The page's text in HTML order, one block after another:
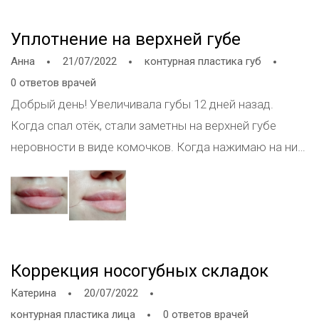
после процедуры фото виска и 4 день после
процедуры фото глаза.
Уплотнение на верхней губе
Анна 21/07/2022
контурная пластика губ
0 ответов врачей
Добрый день! Увеличивала губы 12 дней назад.
Когда спал отёк, стали заметны на верхней губе
неровности в виде комочков. Когда нажимаю на них,
чувствую уплотнение и боль. С нижней губой
проблем и боевых ощущений нет. Стоит ли с этим
что-то делать и что это может быть?
Коррекция носогубных складок
Катерина
20/07/2022
контурная пластика лица
0 ответов врачей